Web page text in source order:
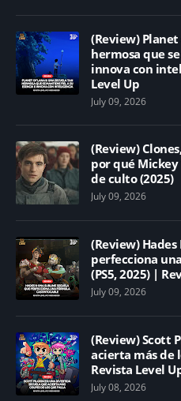
(Review)
hermosa que
innova con
Level Up
July 09, 2026
(Review)
por qué
de culto (2025)
July 09, 2026
(Review)
perfecciona
(PS5, 2025) |
July 09, 2026
(Review) Scott
acierta más de
Revista Level
July 08, 2026